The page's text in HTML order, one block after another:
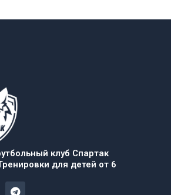
клуб Спартак
для детей от 6
T